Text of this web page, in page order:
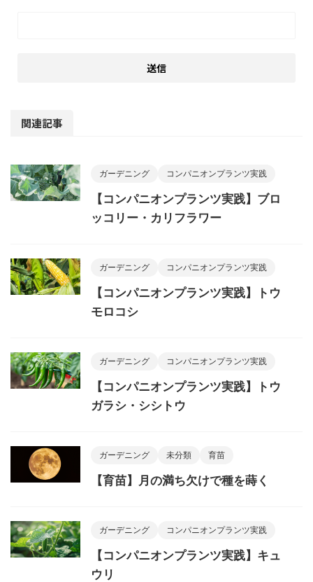
関連記事
ガーデニング コンパニオンプランツ実践
【コンパニオンプランツ実践】ブロ
ッコリー・カリフラワー
ガーデニング コンパニオンプランツ実践
【コンパニオンプランツ実践】トウ
モロコシ
ガーデニング コンパニオンプランツ実践
【コンパニオンプランツ実践】トウ
ガラシ・シシトウ
ガーデニング 未分類 育苗
【育苗】月の満ち欠けで種を蒔く
ガーデニング コンパニオンプランツ実践
【コンパニオンプランツ実践】キュ
ウリ